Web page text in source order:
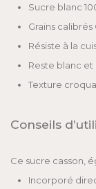
Sucre blanc
Grains calibrés
Résiste à la
Reste blanc
Texture
Conseils
Ce sucre casson,
Incorporé